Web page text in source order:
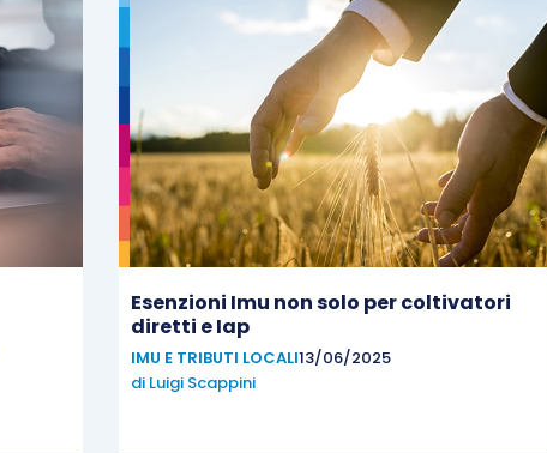
Esenzioni Imu non solo per coltivatori
diretti e Iap
IMU E TRIBUTI LOCALI13/06/2025
di Luigi Scappini